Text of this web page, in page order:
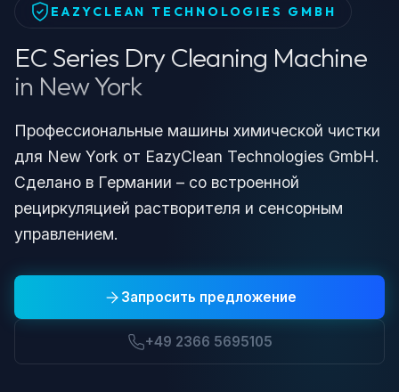
EAZYCLEAN TECHNOLOGIES GMBH
EC Series Dry Cleaning Machine
in New York
Профессиональные машины химической чистки
для New York от EazyClean Technologies GmbH.
Сделано в Германии – со встроенной
рециркуляцией растворителя и сенсорным
управлением.
Запросить предложение
+49 2366 5695105